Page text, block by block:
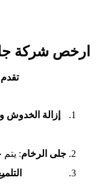
ارخص شركة
إزالة الخدوش
جلى الرخام: يتم